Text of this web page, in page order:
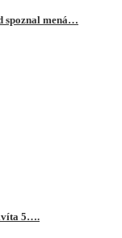
spoznal mená…
5….